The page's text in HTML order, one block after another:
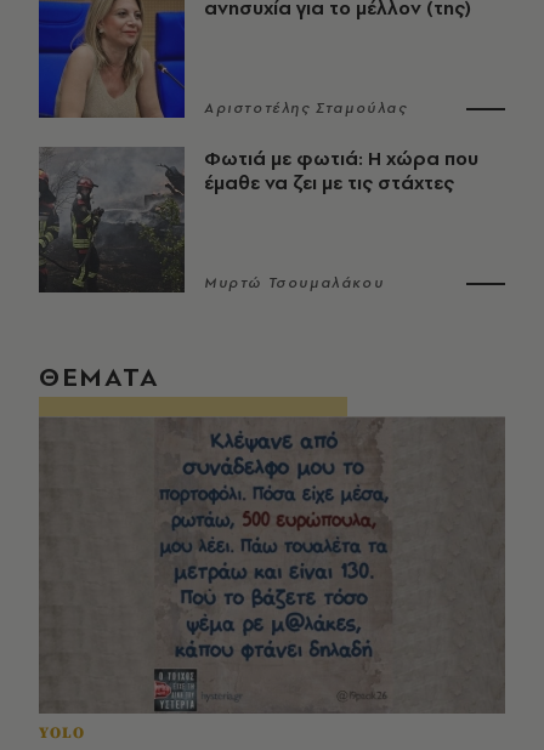
ανησυχία για το μέλλον (της)
Αριστοτέλης Σταμούλας
Φωτιά με φωτιά: Η χώρα που
έμαθε να ζει με τις στάχτες
Μυρτώ Τσουμαλάκου
ΘΕΜΑΤΑ
YOLO